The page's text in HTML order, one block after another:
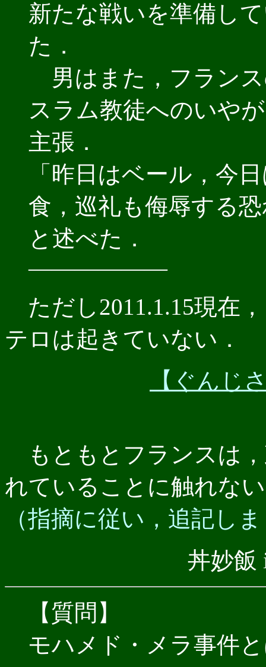
新たな戦いを準備し
た．
男はまた，フラン
スラム教徒へのいや
主張．
「昨日はベール，今
食，巡礼も侮辱する
と述べた．
――――――
ただし2011.1.15現在
テロは起きていない．
【ぐんじ
もともとフランスは
れていることに触れな
（指摘に従い，追記し
丼妙飯
【質問】
モハメド・メラ事件